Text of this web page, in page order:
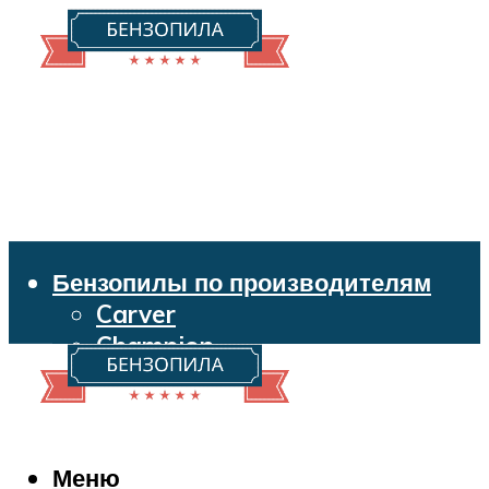
Бензопилы по производителям
Carver
Champion
Echo
Husqvarna
Makita
Меню